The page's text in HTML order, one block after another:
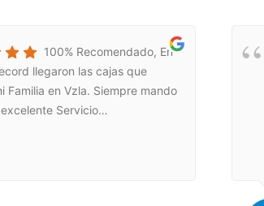
100% Recomendado, En
llegaron las cajas que
Familia en Vzla. Siempre mando
Servicio…